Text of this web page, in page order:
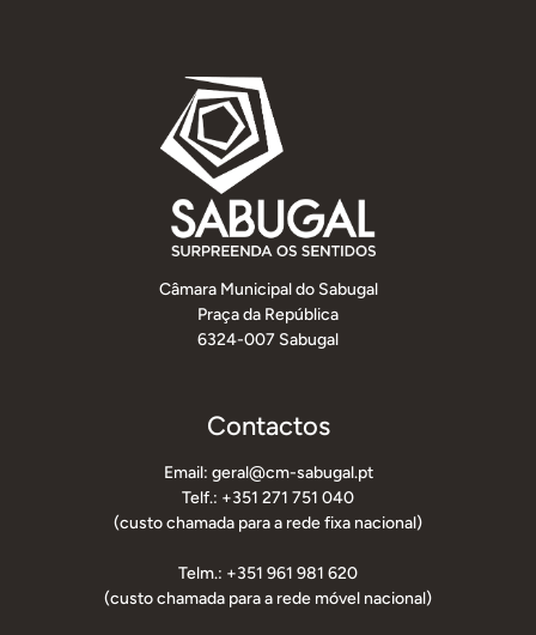
Câmara Municipal do Sabugal
Praça da República
6324-007 Sabugal
Contactos
Email: geral@cm-sabugal.pt
Telf.: +351 271 751 040
(custo chamada para a rede fixa nacional)
Telm.: +351 961 981 620
(custo chamada para a rede móvel nacional)